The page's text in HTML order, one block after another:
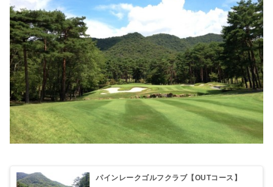
パインレークゴルフクラブ【OUTコース】